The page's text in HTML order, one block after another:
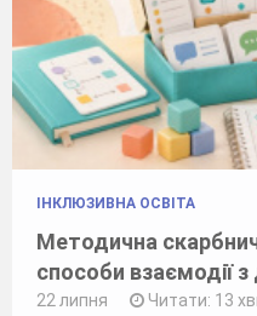
ІНКЛЮЗИВНА ОСВІТА
Методична
способи взаємодії
22 липня Читати: 13